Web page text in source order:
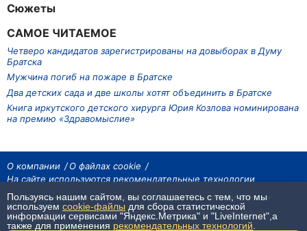
Сюжеты
САМОЕ ЧИТАЕМОЕ
Четверо кандидатов зарегистрированы на довыборах в Думу
Братска
Мужчина погиб на пожаре в Братске
Два детских сада и две школы хотят объединить в Братске
Книга иркутского детского хирурга Юрия Козлова номинирована
на премию «Здравомыслие»
О компании
О файлах cookie
На сайте используются рекомендательные технологии
На сайте размещаются материалы ИА «Наш Север». Все права охраняются
законом.
При использовании материалов агентства на других сайтах, обязательна
гиперссылка.
Пользуясь нашим сайтом, вы соглашаетесь с тем, что мы
используем cookie-файлы для сбора статистической
информации сервисами "Яндекс.Метрика" и "LiveInternet",а
также для применения рекомендательных технологий